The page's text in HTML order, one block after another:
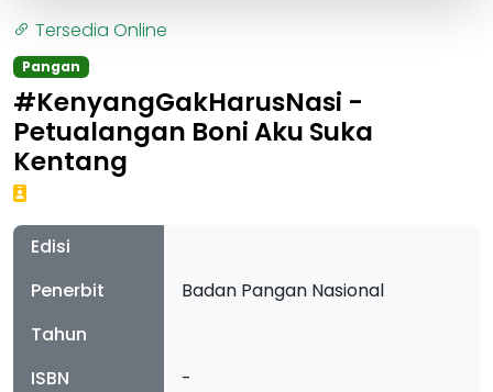
Tersedia Online
Pangan
#KenyangGakHarusNasi -
Petualangan Boni Aku Suka
Kentang
Edisi
Penerbit
Badan Pangan Nasional
Tahun
ISBN
-